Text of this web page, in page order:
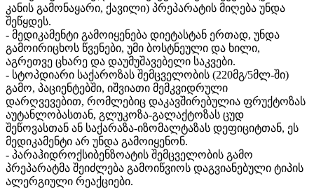
კანის გამონაყარი, ქავილი) პრეპარატის მიღება უნდა
შეწყდეს.
- მედიკამენტი გამოიყენება დიეტასტან ერთად, უნდა
გამოირიცხოს წვენები, უმი ბოსტნეული და ხილი,
აგრეთვე ცხარე და დაუმუშავებელი საკვები.
- სტოპდიარი საქაროზას შემცველობის (220მგ/5მლ-ში)
გამო, პაციენტებში, იშვიათი მემკვიდრული
დარღვევებით, რომლებიც დაკავშირებულია ფრუქტოზას
აუტანლობასთან, გლუკოზა-გალაქტოზას ცუდ
შეწოვასთან ან საქარაზა-იზომალტაზას დეფიციტთან, ეს
მედიკამენტი არ უნდა გამოიყენონ.
- პარაჰიდროქსიბენზოატის შემცველობის გამო
პრეპარატმა შეიძლება გამოიწვიოს დაგვიანებული ტიპის
ალერგიული რეაქციები.